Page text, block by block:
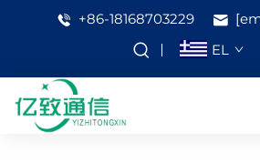
+86-18168703229
EL